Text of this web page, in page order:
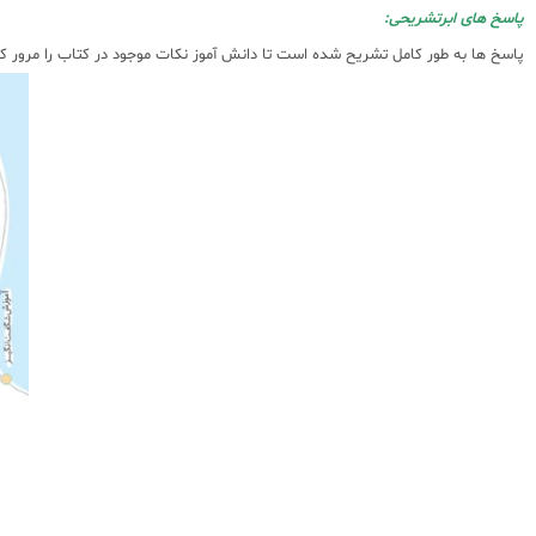
پاسخ های ابرتشریحی:
پاسخ ها به طور کامل تشریح شده است تا دانش آموز نکات موجود در کتاب را مرور